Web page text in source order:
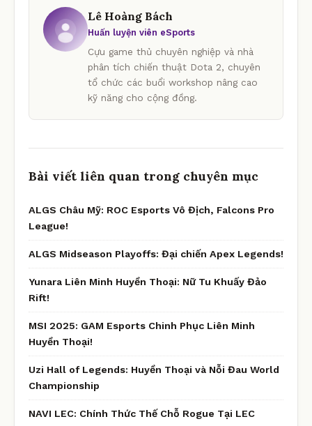
Lê Hoàng Bách
Huấn luyện viên eSports
Cựu game thủ chuyên nghiệp và nhà
phân tích chiến thuật Dota 2, chuyên
tổ chức các buổi workshop nâng cao
kỹ năng cho cộng đồng.
Bài viết liên quan trong chuyên mục
ALGS Châu Mỹ: ROC Esports Vô Địch, Falcons Pro
League!
ALGS Midseason Playoffs: Đại chiến Apex Legends!
Yunara Liên Minh Huyền Thoại: Nữ Tu Khuấy Đảo
Rift!
MSI 2025: GAM Esports Chinh Phục Liên Minh
Huyền Thoại!
Uzi Hall of Legends: Huyền Thoại và Nỗi Đau World
Championship
NAVI LEC: Chính Thức Thế Chỗ Rogue Tại LEC